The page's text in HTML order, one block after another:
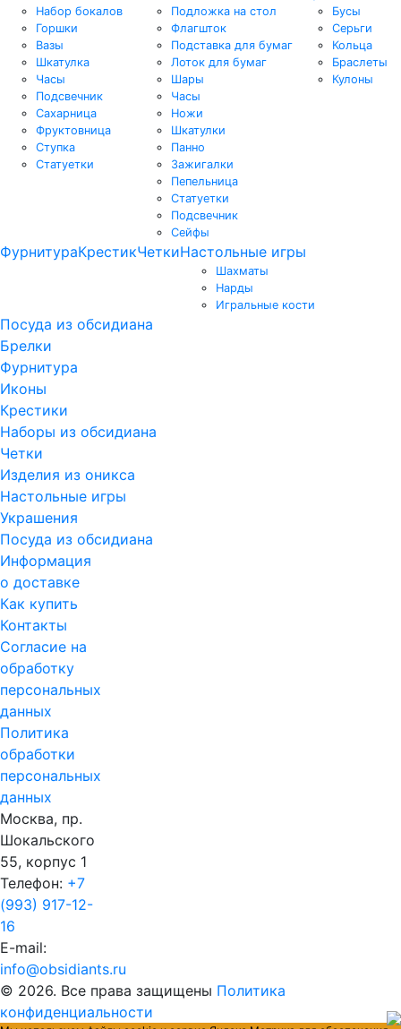
Набор бокалов
Горшки
Вазы
Шкатулка
Часы
Подсвечник
Сахарница
Фруктовница
Ступка
Статуетки
Подложка на стол
Флагшток
Подставка для бумаг
Лоток для бумаг
Шары
Часы
Ножи
Шкатулки
Панно
Зажигалки
Пепельница
Статуетки
Подсвечник
Сейфы
Бусы
Серьги
Кольца
Браслеты
Кулоны
ФурнитураКрестикЧеткиНастольные игры
Шахматы
Нарды
Игральные кости
Посуда из обсидиана
Брелки
Фурнитура
Иконы
Крестики
Наборы из обсидиана
Четки
Изделия из оникса
Настольные игры
Украшения
Посуда из обсидиана
Информация
о доставке
Как купить
Контакты
Согласие на
обработку
персональных
данных
Политика
обработки
персональных
данных
Москва, пр.
Шокальского
55, корпус 1
Телефон: +7
(993) 917-12-
16
E-mail:
info@obsidiants.ru
© 2026. Все права защищены Политика
конфиденциальности